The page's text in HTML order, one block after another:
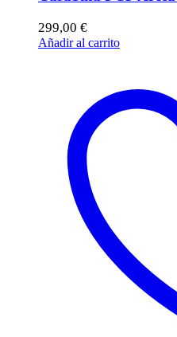
299,00 €
Añadir al carrito